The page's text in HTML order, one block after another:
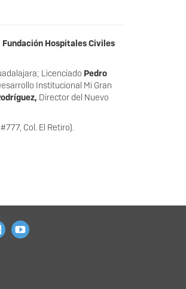
Fundación Hospitales Civiles
Licenciado Pedro
Institucional Mi Gran
Director del Nuevo
Col. El Retiro).